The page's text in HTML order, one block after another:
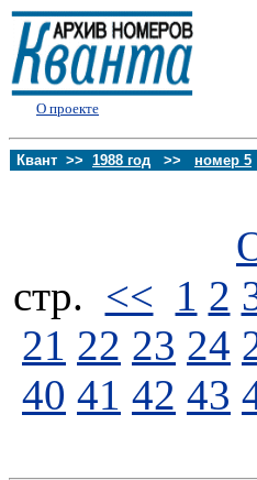
О проекте
Квант >> 1988 год >> номер 5
стp. << 1 2
21 22 23 24
40 41 42 43